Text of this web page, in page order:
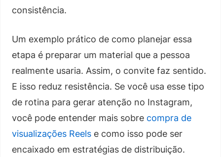
consistência.
Um exemplo prático de como planejar essa
etapa é preparar um material que a pessoa
realmente usaria. Assim, o convite faz sentido.
E isso reduz resistência. Se você usa esse tipo
de rotina para gerar atenção no Instagram,
você pode entender mais sobre compra de
visualizações Reels e como isso pode ser
encaixado em estratégias de distribuição.